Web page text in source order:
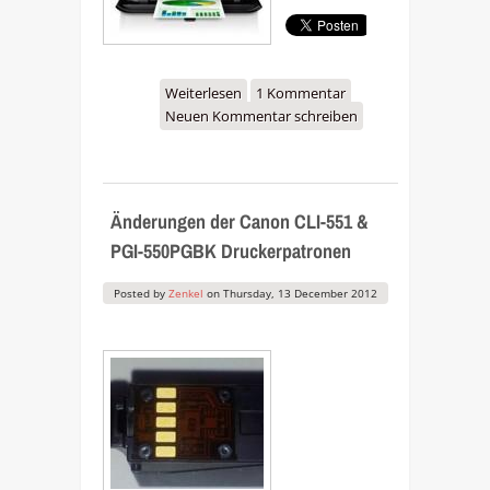
Weiterlesenüber Neue Office-
Drucker: Canon Pixma
1 Kommentar
Neuen Kommentar schreiben
Änderungen der Canon CLI-551 &
PGI-550PGBK Druckerpatronen
Posted by Zenkel on Thursday, 13 December 2012